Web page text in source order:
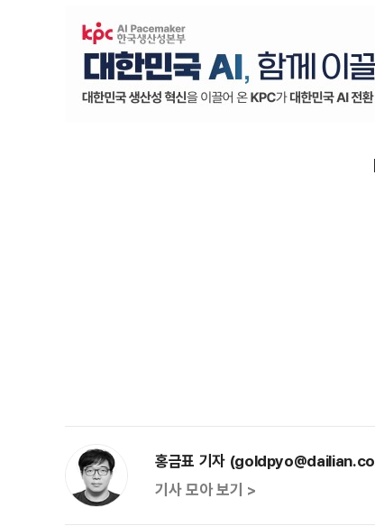
홍금표 기자
기사 모아 보기 >